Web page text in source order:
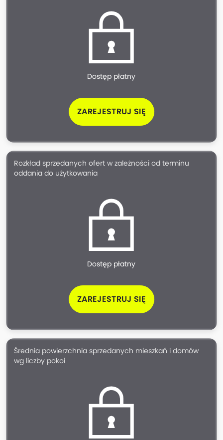
Dostęp płatny
ZAREJESTRUJ SIĘ
Rozkład sprzedanych ofert w zależności od terminu
oddania do użytkowania
Dostęp płatny
ZAREJESTRUJ SIĘ
Średnia powierzchnia sprzedanych mieszkań i domów
wg liczby pokoi